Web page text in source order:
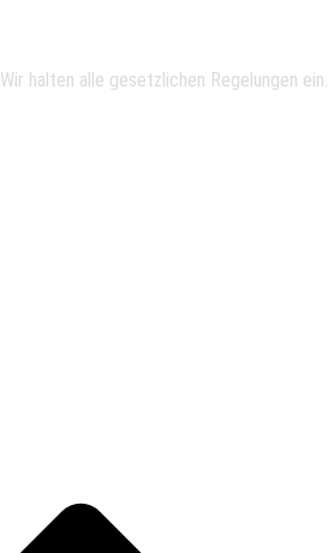
Wir halten alle gesetzlichen Regelungen ein.